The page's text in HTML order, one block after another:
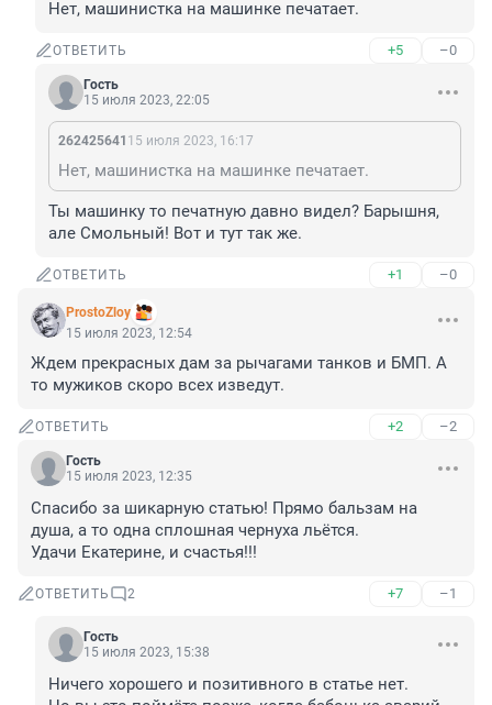
Нет, машинистка на машинке печатает.
ОТВЕТИТЬ +5 –0
Гость
15 июля 2023, 22:05
262425641 15 июля 2023, 16:17
Нет, машинистка на машинке печатает.
Ты машинку то печатную давно видел? Барышня,
але Смольный! Вот и тут так же.
ОТВЕТИТЬ +1 –0
ProstoZloy
15 июля 2023, 12:54
Ждем прекрасных дам за рычагами танков и БМП. А
то мужиков скоро всех изведут.
ОТВЕТИТЬ +2 –2
Гость
15 июля 2023, 12:35
Спасибо за шикарную статью! Прямо бальзам на
душа, а то одна сплошная чернуха льётся.
Удачи Екатерине, и счастья!!!
ОТВЕТИТЬ 2 +7 –1
Гость
15 июля 2023, 15:38
Ничего хорошего и позитивного в статье нет.